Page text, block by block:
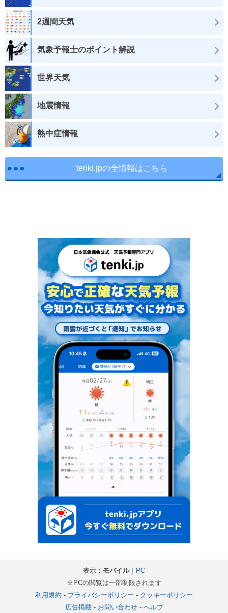
2週間天気
気象予報士のポイント解説
世界天気
地震情報
熱中症情報
tenki.jpの全情報はこちら
表示： モバイル｜ PC
※PCの閲覧は一部制限されます
利用規約 - プライバシーポリシー - クッキーポリシー
広告掲載- お問い合わせ- ヘルプ